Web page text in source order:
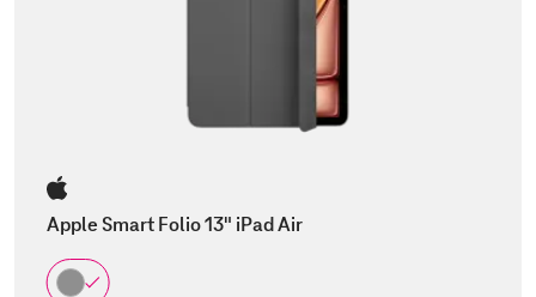
Apple Smart Folio 13" iPad Air